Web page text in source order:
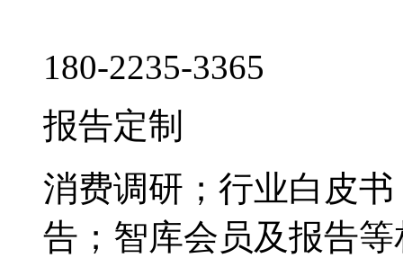
180-2235-3365
报告定制
消费调研；行业白皮
告；智库会员及报告